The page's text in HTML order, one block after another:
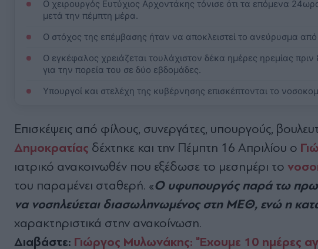
Ο χειρουργός Ευτύχιος Αρχοντάκης τόνισε ότι τα επόμενα
μετά την πέμπτη μέρα.
Ο στόχος της επέμβασης ήταν να αποκλειστεί το ανεύρυσμα
Ο εγκέφαλος χρειάζεται τουλάχιστον δέκα ημέρες ηρεμίας
για την πορεία του σε δύο εβδομάδες.
Υπουργοί και στελέχη της κυβέρνησης επισκέπτονται το
Επισκέψεις από φίλους, συνεργάτες, υπουργούς,
Δημοκρατίας δέχτηκε και την Πέμπτη 16 Απριλίου ο
ιατρικό ανακοινωθέν που εξέδωσε το μεσημέρι το
του παραμένει σταθερή. «Ουφυπουργός παρά τω
να νοσηλεύεται διασωληνωμένος στη ΜΕΘ, ενώ η
χαρακτηριστικά στην ανακοίνωση.
Διαβάστε: Γιώργος Μυλωνάκης: "Έχουμε 10 ημέρες